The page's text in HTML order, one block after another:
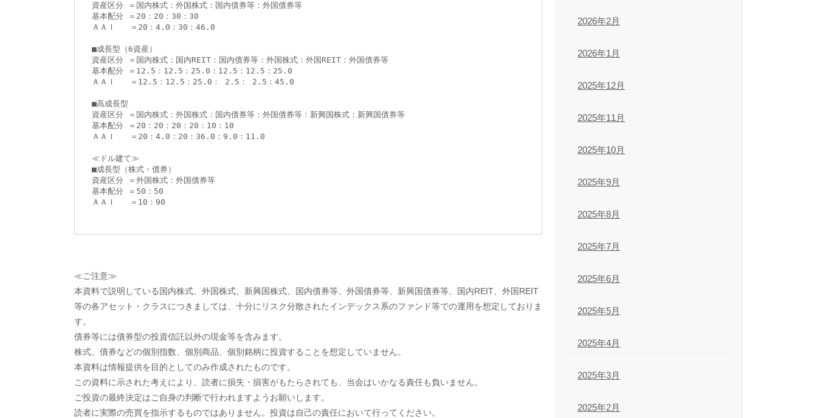
資産区分 ＝国内株式：外国株式：国内債券等：外国債券等
基本配分 ＝20：20：30：30
ＡＡＩ   ＝20：4.0：30：46.0
■成長型（6資産）
資産区分 ＝国内株式：国内REIT：国内債券等：外国株式：外国REIT：外国債券等
基本配分 ＝12.5：12.5：25.0：12.5：12.5：25.0
ＡＡＩ   ＝12.5：12.5：25.0： 2.5： 2.5：45.0
■高成長型
資産区分 ＝国内株式：外国株式：国内債券等：外国債券等：新興国株式：新興国債券等
基本配分 ＝20：20：20：20：10：10
ＡＡＩ   ＝20：4.0：20：36.0：9.0：11.0
≪ドル建て≫
■成長型（株式・債券）
資産区分 ＝外国株式：外国債券等
基本配分 ＝50：50
ＡＡＩ   ＝10：90
≪ご注意≫
本資料で説明している国内株式、外国株式、新興国株式、国内債券等、外国債券等、新興国債券等、国内REIT、外国REIT
等の各アセット・クラスにつきましては、十分にリスク分散されたインデックス系のファンド等での運用を想定しておりま
す。
債券等には債券型の投資信託以外の現金等を含みます。
株式、債券などの個別指数、個別商品、個別銘柄に投資することを想定していません。
本資料は情報提供を目的としてのみ作成されたものです。
この資料に示された考えにより、読者に損失・損害がもたらされても、当会はいかなる責任も負いません。
ご投資の最終決定はご自身の判断で行われますようお願いします。
読者に実際の売買を指示するものではありません。投資は自己の責任において行ってください。
2026年2月
2026年1月
2025年12月
2025年11月
2025年10月
2025年9月
2025年8月
2025年7月
2025年6月
2025年5月
2025年4月
2025年3月
2025年2月